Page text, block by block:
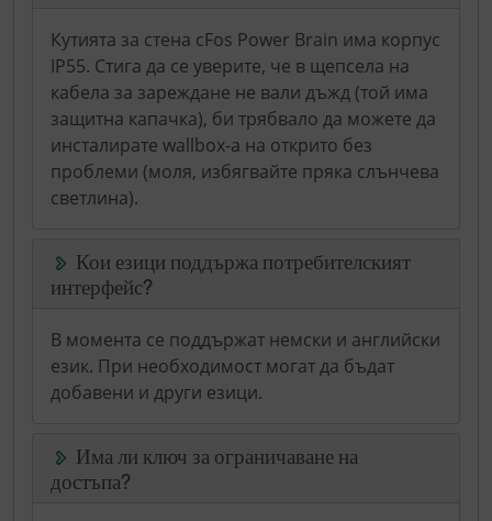
Кутията за стена cFos Power Brain има корпус
IP55. Стига да се уверите, че в щепсела на
кабела за зареждане не вали дъжд (той има
защитна капачка), би трябвало да можете да
инсталирате wallbox-а на открито без
проблеми (моля, избягвайте пряка слънчева
светлина).
Кои езици поддържа потребителският
интерфейс?
В момента се поддържат немски и английски
език. При необходимост могат да бъдат
добавени и други езици.
Има ли ключ за ограничаване на
достъпа?